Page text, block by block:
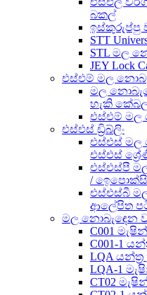
බකල්
ඉස්කුරුප්පු
STT
STL මල
JEY Lock
එස්එම් මල
මල
හැකි
එස්එම් මල
එස්එස් ඩ්‍රිබ්ලිං
එස්එස් මල
එස්එස්
එස්එස්පී
/
එස්එස්බී
ආලේපිත
මල නොබැඳෙන
C001 මැෂින්
C001-1
LQA යන්ත්‍ර
LQA-1
CT02